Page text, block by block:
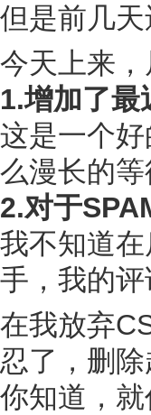
但是前几
今天上来
1.增加了最
这是一个
么漫长的等
2.对于
我不知道
手，我的
在我放弃
忍了，删
你知道，